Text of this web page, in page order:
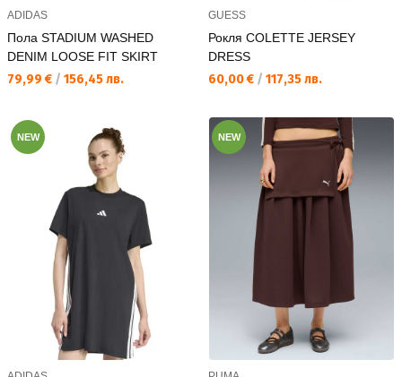
ADIDAS
Пола STADIUM WASHED
DENIM LOOSE FIT SKIRT
Текуща цена:
79,99 € / 156,45 лв.
GUESS
Рокля COLETTE JERSEY
DRESS
Текуща цена:
60,00 € / 117,35 лв.
NEW NEW